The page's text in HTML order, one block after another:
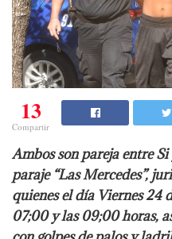
13
Compartir
Ambos son pareja entre
paraje “Las Mercedes”,
quienes el día Viernes 24
07;00 y las 09;00 horas,